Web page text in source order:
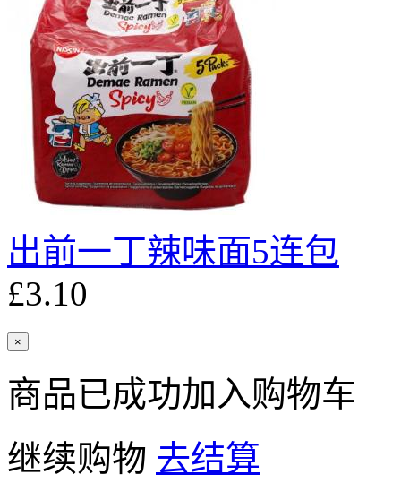
出前一丁辣味面5连包
£3.10
×
商品已成功加入购物车
继续购物 去结算